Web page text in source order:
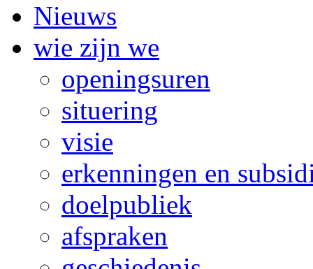
Nieuws
wie zijn we
openingsuren
situering
visie
erkenningen en
doelpubliek
afspraken